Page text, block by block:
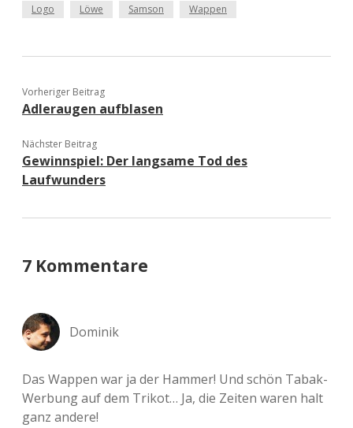
Logo Löwe Samson Wappen
Vorheriger Beitrag
Adleraugen aufblasen
Nächster Beitrag
Gewinnspiel: Der langsame Tod des
Laufwunders
7 Kommentare
Dominik
Das Wappen war ja der Hammer! Und schön Tabak-
Werbung auf dem Trikot… Ja, die Zeiten waren halt
ganz andere!